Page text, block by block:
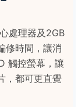
處理器及2GB
修時間，讓消
觸控螢幕，讓
，都可更直覺